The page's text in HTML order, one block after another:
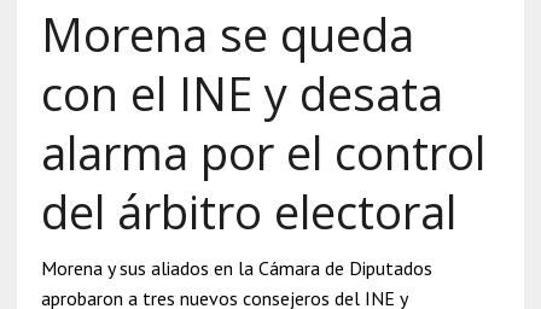
Morena se queda
con el INE y desata
alarma por el control
del árbitro electoral
Morena y sus aliados en la Cámara de Diputados
aprobaron a tres nuevos consejeros del INE y